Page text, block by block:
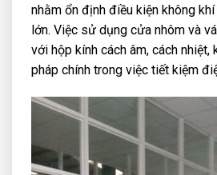
nhằm ổn định điều kiện không
lớn. Việc sử dụng cửa nhôm và
với hộp kính cách âm, cách nhiệt,
pháp chính trong việc tiết kiệm